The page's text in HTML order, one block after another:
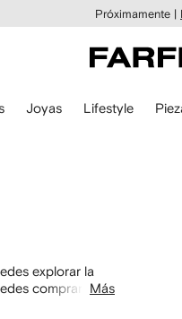
Próximamente |
Joyas Lifestyle
explorar la
comprar por
Más